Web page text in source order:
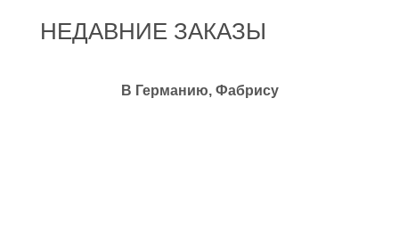
НЕДАВНИЕ ЗАКАЗЫ
В Германию, Фабрису